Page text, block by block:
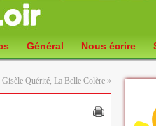
Général Nous écrire
Gisèle Quérité, La Belle Colère »